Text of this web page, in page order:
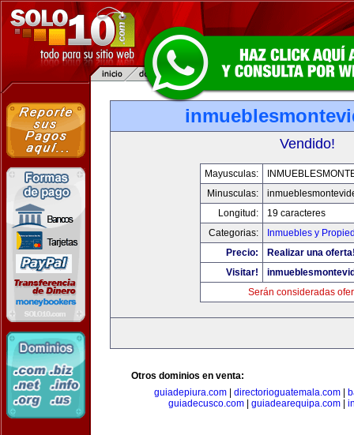
Vendido!
Mayusculas:
Minusculas:
Longitud:
19 caracteres
Categorias:
Inmuebles y
Precio:
Realizar una
Visitar!
Serán consideradas
Otros dominios en venta:
guiadepiura.com
directorioguatemala.com
guiadecusco.com| guiadearequipa.com|